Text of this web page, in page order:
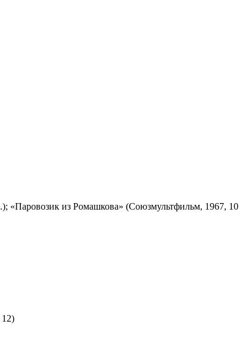
из Ромашкова» (Союзмультфильм, 1967, 10